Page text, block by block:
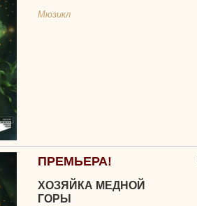
Мюзикл
ПРЕМЬЕРА!
ХОЗЯЙКА МЕДНОЙ
ГОРЫ